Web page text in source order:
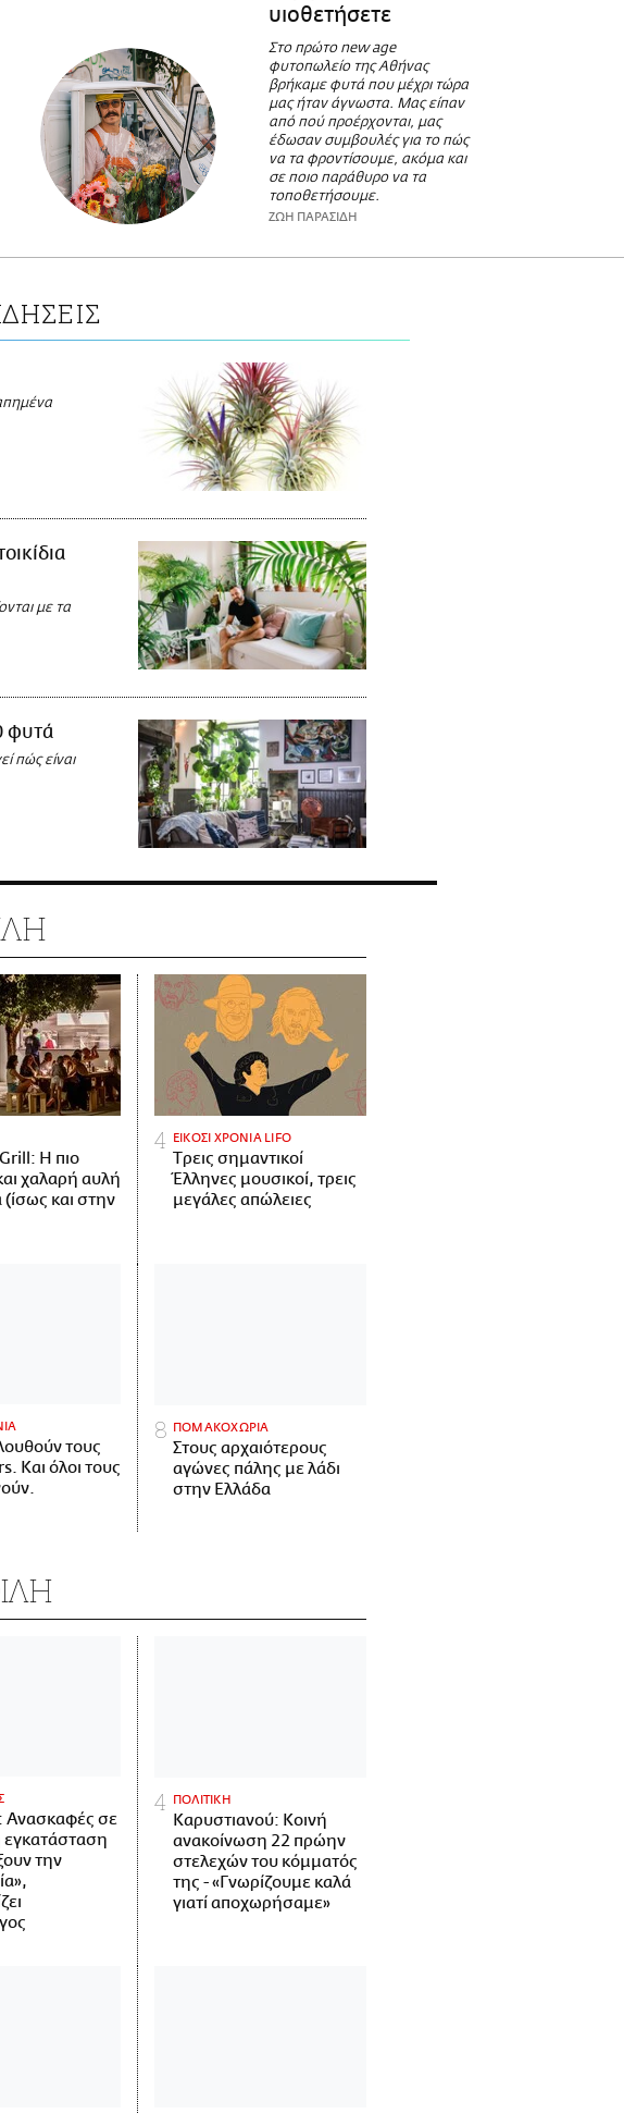
υιοθετήσετε
Στο πρώτο new age
φυτοπωλείο της Αθήνας
βρήκαμε φυτά που μέχρι τώρα
μας ήταν άγνωστα. Μας είπαν
από πού προέρχονται, μας
έδωσαν συμβουλές για το πώς
να τα φροντίσουμε, ακόμα και
σε ποιο παράθυρο να τα
τοποθετήσουμε.
ΖΩΗ ΠΑΡΑΣΙΔΗ
με τα
φυτά
πώς είναι
Η πιο
χαλαρή αυλή
(ίσως και στην
ΕΙΚΟΣΙ ΧΡΟΝΙΑ LIFO
Tρεις σημαντικοί
Έλληνες μουσικοί, τρεις
μεγάλες απώλειες
τους
Και όλοι τους
ΠΟΜΑΚΟΧΩΡΙΑ
Στους αρχαιότερους
αγώνες πάλης με λάδι
στην Ελλάδα
Ανασκαφές σε
εγκατάσταση
την
ΠΟΛΙΤΙΚΗ
Καρυστιανού: Κοινή
ανακοίνωση 22 πρώην
στελεχών του κόμματός
της - «Γνωρίζουμε καλά
γιατί αποχωρήσαμε»